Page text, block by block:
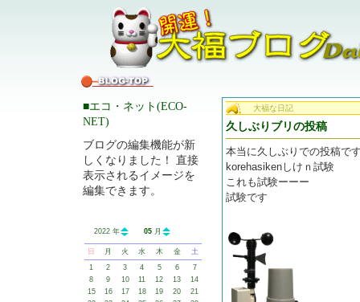
■エコ・ネット(ECO-
NET)
ブログの編集機能が新
しくなりました！ 直接
表示されるイメージを
編集できます。
2022 年 05 月
日 月 火 水 木 金
土
1
2 3 4 5 6
7
8
9 10 11 12 13
14
15
16 17 18 19 20
21
大福な日記
久しぶりブリの投稿
本当に久しぶりでの投稿で
korehasikenしけｎ試験
これも試験ーーー
試験です